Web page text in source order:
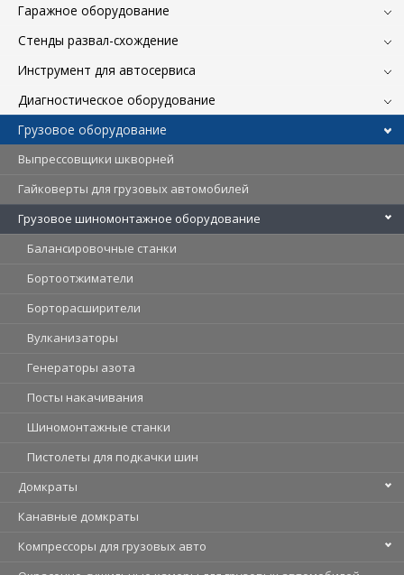
Гаражное оборудование
Стенды развал-схождение
Инструмент для автосервиса
Диагностическое оборудование
Грузовое оборудование
Выпрессовщики шкворней
Гайковерты для грузовых автомобилей
Грузовое шиномонтажное оборудование
Балансировочные станки
Бортоотжиматели
Борторасширители
Вулканизаторы
Генераторы азота
Посты накачивания
Шиномонтажные станки
Пистолеты для подкачки шин
Домкраты
Канавные домкраты
Компрессоры для грузовых авто